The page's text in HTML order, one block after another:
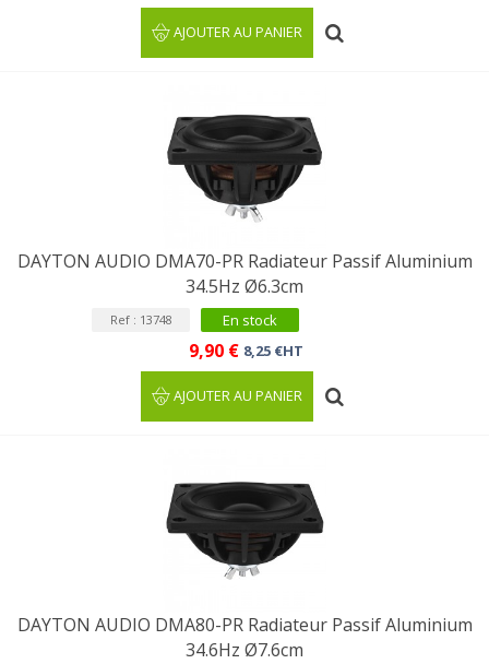
AJOUTER AU PANIER
DAYTON AUDIO DMA70-PR Radiateur Passif Aluminium
34.5Hz Ø6.3cm
Ref : 13748 En stock
9,90 € 8,25 €HT
AJOUTER AU PANIER
DAYTON AUDIO DMA80-PR Radiateur Passif Aluminium
34.6Hz Ø7.6cm